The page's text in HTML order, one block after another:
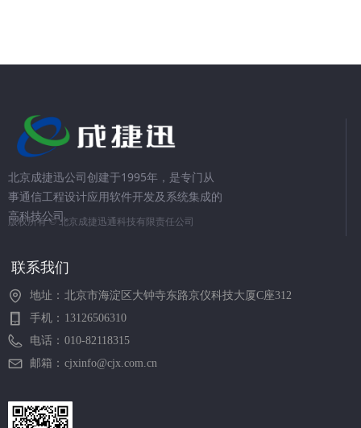
北京成捷迅公司创建于1995年，是专门从
事通信工程设计应用软件开发及系统集成的
高科技公司。
版权所有 © 北京成捷迅通科技有限责任公司
地址： 北京市海淀区大钟寺东路京仪科技大厦C座312
手机： 13126506310
电话： 010-82118315
邮箱： cjxinfo@cjx.com.cn
联系我们